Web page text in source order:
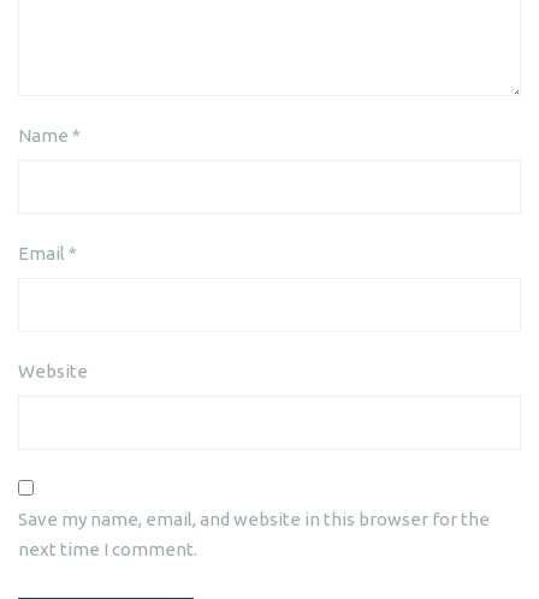
Name *
Email *
Website
Save my name, email, and website in this browser for the
next time I comment.